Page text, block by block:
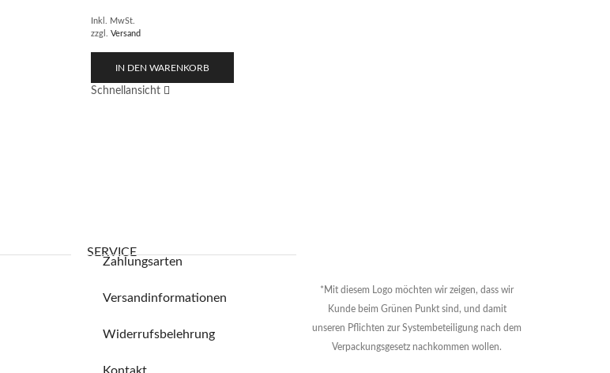
Inkl. MwSt.
zzgl. Versand
IN DEN WARENKORB
Schnellansicht
SERVICE
Zahlungsarten
Versandinformationen
Widerrufsbelehrung
*Mit diesem Logo möchten wir zeigen, dass wir
Kunde beim Grünen Punkt sind, und damit
unseren Pflichten zur Systembeteiligung nach dem
Verpackungsgesetz nachkommen wollen.